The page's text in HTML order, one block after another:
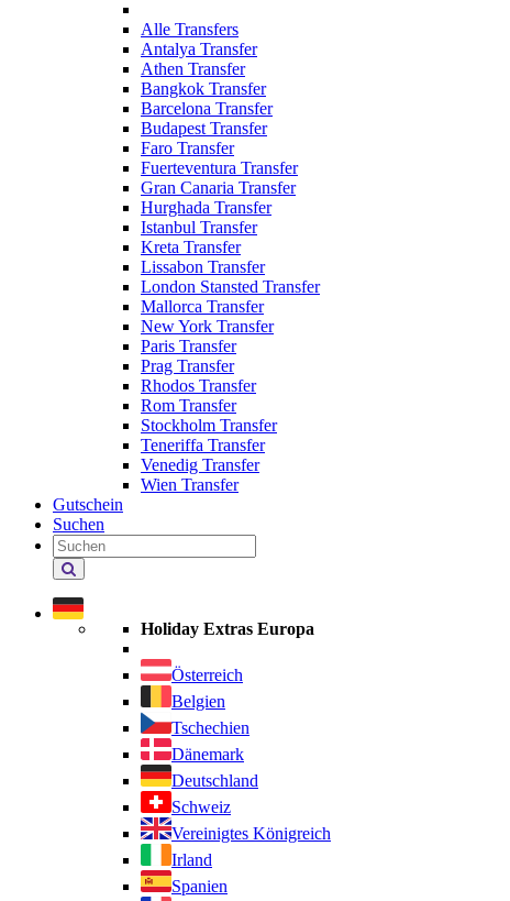
Alle Transfers
Antalya Transfer
Athen Transfer
Bangkok Transfer
Barcelona Transfer
Budapest Transfer
Faro Transfer
Fuerteventura Transfer
Gran Canaria Transfer
Hurghada Transfer
Istanbul Transfer
Kreta Transfer
Lissabon Transfer
London Stansted Transfer
Mallorca Transfer
New York Transfer
Paris Transfer
Prag Transfer
Rhodos Transfer
Rom Transfer
Stockholm Transfer
Teneriffa Transfer
Venedig Transfer
Wien Transfer
Gutschein
Suchen
Holiday
Extras
durchsuchen
Holiday Extras Europa
Österreich
Belgien
Tschechien
Dänemark
Deutschland
Schweiz
Vereinigtes Königreich
Irland
Spanien